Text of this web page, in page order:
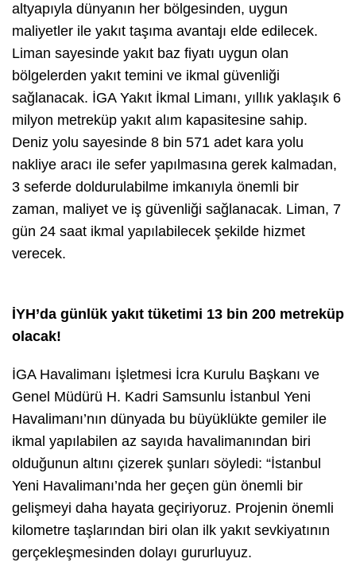
altyapıyla dünyanın her bölgesinden, uygun
maliyetler ile yakıt taşıma avantajı elde edilecek.
Liman sayesinde yakıt baz fiyatı uygun olan
bölgelerden yakıt temini ve ikmal güvenliği
sağlanacak. İGA Yakıt İkmal Limanı, yıllık yaklaşık 6
milyon metreküp yakıt alım kapasitesine sahip.
Deniz yolu sayesinde 8 bin 571 adet kara yolu
nakliye aracı ile sefer yapılmasına gerek kalmadan,
3 seferde doldurulabilme imkanıyla önemli bir
zaman, maliyet ve iş güvenliği sağlanacak. Liman, 7
gün 24 saat ikmal yapılabilecek şekilde hizmet
verecek.
İYH’da günlük yakıt tüketimi 13 bin 200 metreküp
olacak!
İGA Havalimanı İşletmesi İcra Kurulu Başkanı ve
Genel Müdürü H. Kadri Samsunlu İstanbul Yeni
Havalimanı’nın dünyada bu büyüklükte gemiler ile
ikmal yapılabilen az sayıda havalimanından biri
olduğunun altını çizerek şunları söyledi: “İstanbul
Yeni Havalimanı’nda her geçen gün önemli bir
gelişmeyi daha hayata geçiriyoruz. Projenin önemli
kilometre taşlarından biri olan ilk yakıt sevkiyatının
gerçekleşmesinden dolayı gururluyuz.